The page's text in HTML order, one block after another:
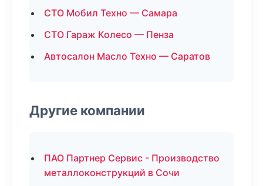
СТО Мобил Техно — Самара
СТО Гараж Колесо — Пенза
Автосалон Масло Техно — Саратов
Другие компании
ПАО Партнер Сервис - Производство
металлоконструкций в Сочи